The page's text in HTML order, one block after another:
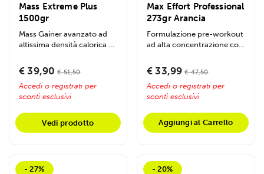
Mass Extreme Plus
1500gr
Mass Gainer avanzato ad
altissima densità calorica e
per...
€ 39,90 € 51,50
Accedi o registrati per
sconti esclusivi
Vedi prodotto
Max Effort Professional
273gr Arancia
Formulazione pre-workout
ad alta concentrazione con
nitrato...
€ 33,99 € 47,50
Accedi o registrati per
sconti esclusivi
Aggiungi al Carrello
- 27% - 20%